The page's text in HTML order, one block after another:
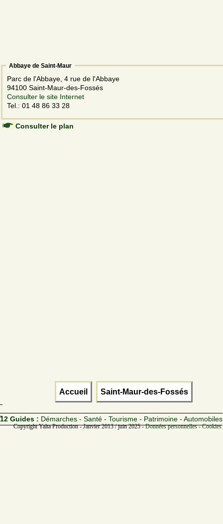
Abbaye de Saint-Maur
Parc de l'Abbaye, 4 rue de l'Abbaye
94100 Saint-Maur-des-Fossés
Consulter le site Internet
Tel.: 01 48 86 33 28
Consulter le plan
Accueil Saint-Maur-des-Fossés
12 Guides : Démarches - Santé - Tourisme - Patrimoine - Automobiles
Copyright Yalta Production - Janvier 2013 / juin 2025 -Données personnelles -